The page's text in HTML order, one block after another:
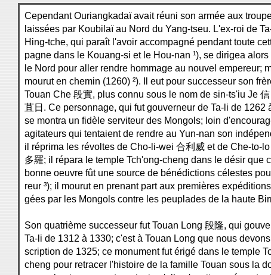
Cependant Ouriangkadaï avait réuni son armée aux
laissées par Koubilaï au Nord du Yang-tseu. L'ex-roi de
Hing-tche, qui paraît l'avoir accompagné pendant toute
pagne dans le Kouang-si et le Hou-nan ¹), se dirigea alors
le Nord pour aller rendre hommage au nouvel empereur;
mourut en chemin (1260) ²). Il eut pour successeur son
Touan Che 段實, plus connu sous le nom de sin-ts'iu Je 信
苴日. Ce personnage, qui fut gouverneur de Ta-li de 1262
se montra un fidèle serviteur des Mongols; loin
agitateurs qui tentaient de rendre au Yun-nan son
il réprima les révoltes de Cho-li-wei 合利威 et de Che-to-
多羅; il répara le temple Tch'ong-cheng dans le désir que
bonne oeuvre fût une source de bénédictions célestes
reur ³); il mourut en prenant part aux premières
gées par les Mongols contre les peuplades de la haute
Son quatrième successeur fut Touan Long 段隆, qui
Ta-li de 1312 à 1330; c'est à Touan Long que nous
scription de 1325; ce monument fut érigé dans le temple
cheng pour retracer l'histoire de la famille Touan sous la